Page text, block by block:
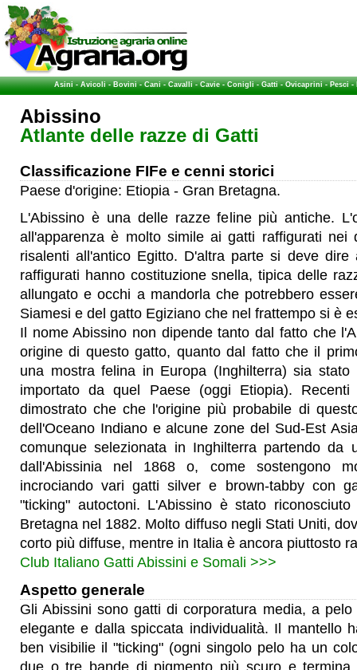
Asini-Avicoli-Bovini-Cani-Cavalli-Cavie-Conigli-Gatti-Ovicaprini-Pesci-
Abissino
Atlante delle razze di Gatti
Classificazione FIFe e cenni storici
Paese d'origine: Etiopia - Gran Bretagna.
L'Abissino è una delle razze feline più antiche.
all'apparenza è molto simile ai gatti raffigurati nei
risalenti all'antico Egitto. D'altra parte si deve
raffigurati hanno costituzione snella, tipica delle
allungato e occhi a mandorla che potrebbero
Siamesi e del gatto Egiziano che nel frattempo si è
Il nome Abissino non dipende tanto dal fatto che
origine di questo gatto, quanto dal fatto che il
una mostra felina in Europa (Inghilterra) sia stato
importato da quel Paese (oggi Etiopia).
dimostrato che che l'origine più probabile di
dell'Oceano Indiano e alcune zone del Sud-Est
comunque selezionata in Inghilterra partendo da
dall'Abissinia nel 1868 o, come sostengono
incrociando vari gatti silver e brown-tabby con
"ticking" autoctoni. L'Abissino è stato
Bretagna nel 1882. Molto diffuso negli Stati Uniti,
corto più diffuse, mentre in Italia è ancora piuttosto
Club Italiano Gatti Abissini e Somali >>>
Aspetto generale
Gli Abissini sono gatti di corporatura media, a
elegante e dalla spiccata individualità. Il mantello
ben visibilie il "ticking" (ogni singolo pelo ha un
due o tre bande di pigmento più scuro e termina